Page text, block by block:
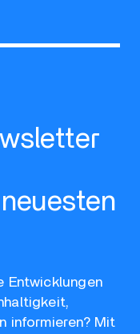
Entwicklungen
informieren? Mit